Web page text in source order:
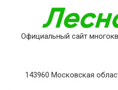
Официальный сайт
143960 Московская